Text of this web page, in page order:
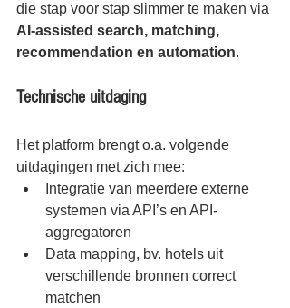
die stap voor stap slimmer te maken via
AI-assisted search, matching,
recommendation en automation.
Technische uitdaging
Het platform brengt o.a. volgende
uitdagingen met zich mee:
Integratie van meerdere externe
systemen via API’s en API-
aggregatoren
Data mapping, bv. hotels uit
verschillende bronnen correct
matchen